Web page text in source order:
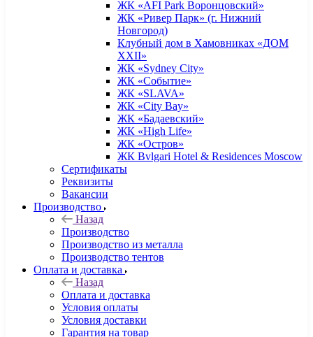
ЖК «AFI Park Воронцовский»
ЖК «Ривер Парк» (г. Нижний
Новгород)
Клубный дом в Хамовниках «ДОМ
XXII»
ЖК «Sydney City»
ЖК «Событие»
ЖК «SLAVA»
ЖК «City Bay»
ЖК «Бадаевский»
ЖК «High Life»
ЖК «Остров»
ЖК Bvlgari Hotel & Residences Moscow
Сертификаты
Реквизиты
Вакансии
Производство
Назад
Производство
Производство из металла
Производство тентов
Оплата и доставка
Назад
Оплата и доставка
Условия оплаты
Условия доставки
Гарантия на товар